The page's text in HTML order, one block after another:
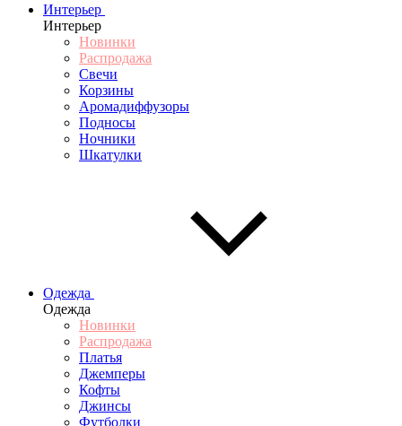
Интерьер
Интерьер
Новинки
Распродажа
Свечи
Корзины
Аромадиффузоры
Подносы
Ночники
Шкатулки
Одежда
Одежда
Новинки
Распродажа
Платья
Джемперы
Кофты
Джинсы
Футболки